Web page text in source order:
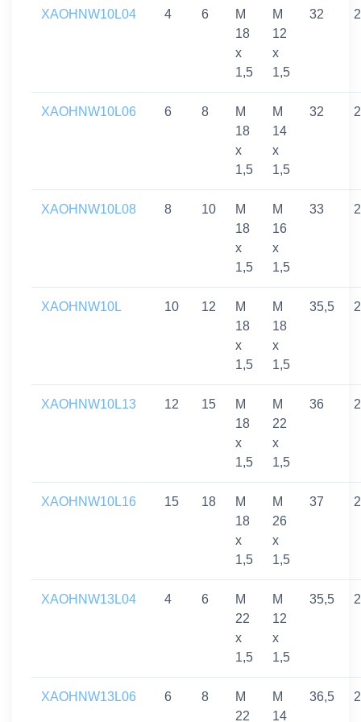
XAOHNW10L04 4 6
M
18
x
1,5
M
12
x
1,5
32
XAOHNW10L06 6 8
M
18
x
1,5
M
14
x
1,5
32
XAOHNW10L08 8 10
M
18
x
1,5
M
16
x
1,5
33
XAOHNW10L 10 12
M
18
x
1,5
M
18
x
1,5
35,5
XAOHNW10L13 12 15
M
18
x
1,5
M
22
x
1,5
36
XAOHNW10L16 15 18
M
18
x
1,5
M
26
x
1,5
37
XAOHNW13L04 4 6
M
22
x
1,5
M
12
x
1,5
35,5
XAOHNW13L06 6 8
M
22
M
14
36,5